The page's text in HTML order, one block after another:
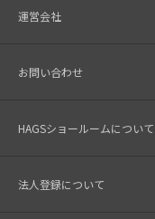
運営会社
お問い合わせ
HAGSショールームについて
法人登録について